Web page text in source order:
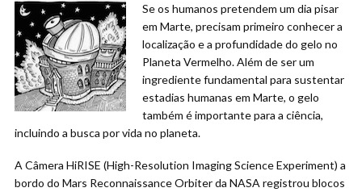
Se os humanos pretendem um dia pisar
em Marte, precisam primeiro conhecer a
localização e a profundidade do gelo no
Planeta Vermelho. Além de ser um
ingrediente fundamental para sustentar
estadias humanas em Marte, o gelo
também é importante para a ciência,
incluindo a busca por vida no planeta.
A Câmera HiRISE (High-Resolution Imaging Science Experiment) a
bordo do Mars Reconnaissance Orbiter da NASA registrou blocos